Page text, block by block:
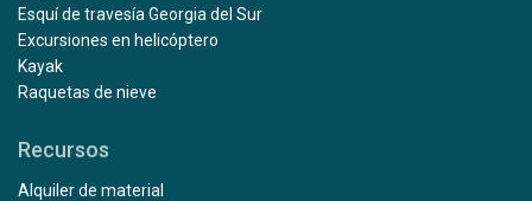
Esquí de travesía Georgia del Sur
Excursiones en helicóptero
Kayak
Raquetas de nieve
Recursos
Alquiler de material